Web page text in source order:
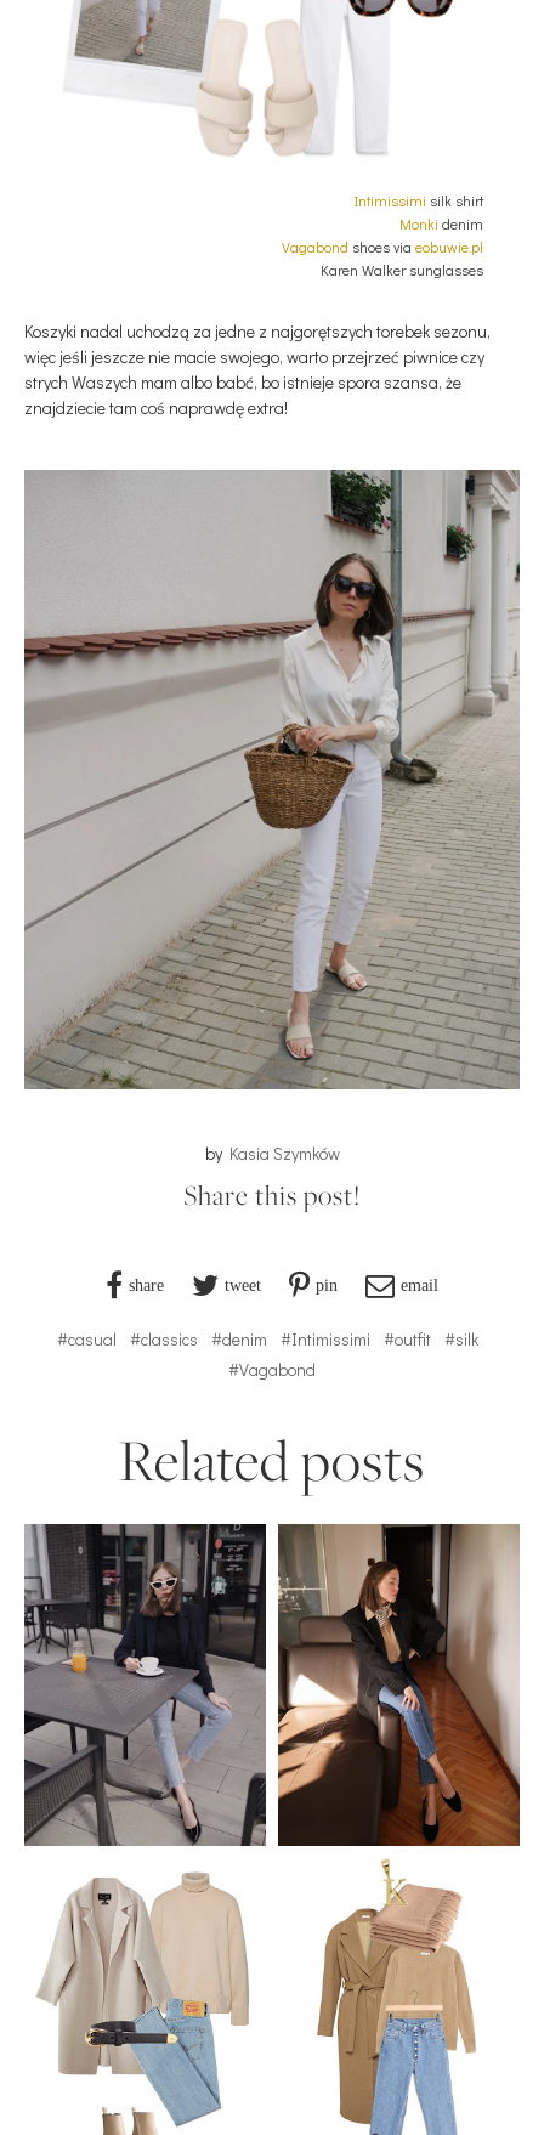
Intimissimi silk shirt
Monki denim
Vagabond shoes via eobuwie.pl
Karen Walker sunglasses
Koszyki nadal uchodzą za jedne z najgorętszych torebek sezonu,
więc jeśli jeszcze nie macie swojego, warto przejrzeć piwnice czy
strych Waszych mam albo babć, bo istnieje spora szansa, że
znajdziecie tam coś naprawdę extra!
by Kasia Szymków
Share this post!
share tweet pin email
#casual #classics #denim #Intimissimi #outfit
#silk
#Vagabond
Related posts